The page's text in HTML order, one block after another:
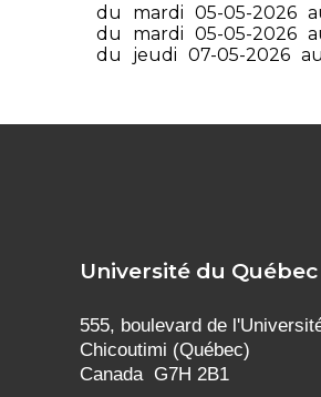
du mardi 05-05-2026
du
mardi 05-05-2026
du
jeudi 07-05-2026 au
Université du
555, boulevard de
Chicoutimi (Québec)
Canada G7H 2B1